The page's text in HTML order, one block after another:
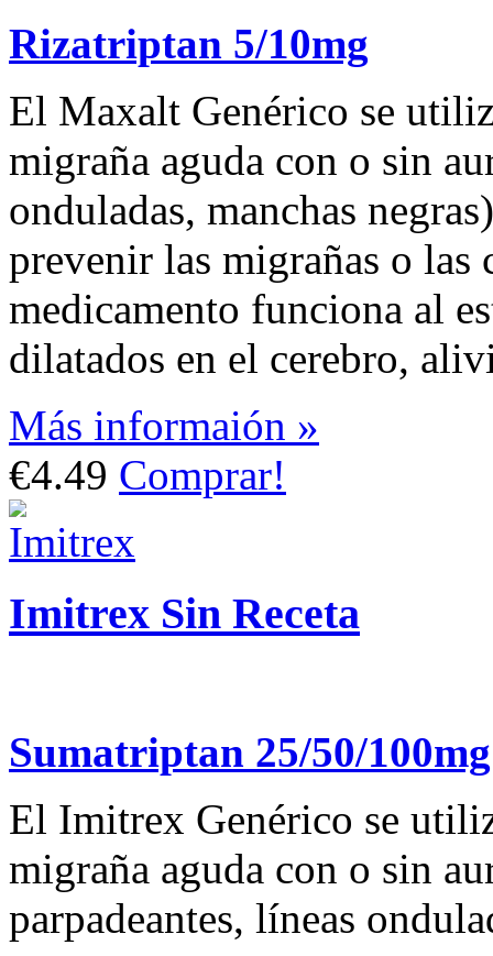
Rizatriptan 5/10mg
El Maxalt Genérico se
migraña aguda con o sin
onduladas, manchas
prevenir las migrañas o las
medicamento funciona al
dilatados en el cerebro,
Más informaión »
€4.49 Comprar!
Imitrex Sin Receta
Sumatriptan 25/50/100mg
El Imitrex Genérico se
migraña aguda con o sin
parpadeantes, líneas